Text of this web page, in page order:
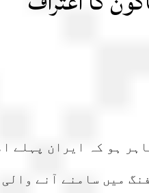
ہو کہ ایران پہلے
میں سامنے آنے